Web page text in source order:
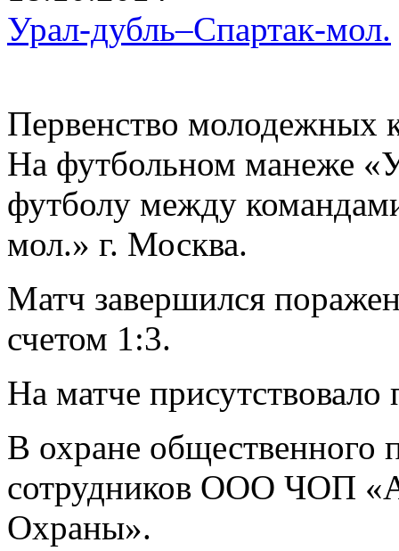
Урал-дубль–Спартак-мол.
Первенство молодежных
На футбольном манеже
футболу между
мол.» г. Москва.
Матч завершился
счетом 1:3.
На матче присутствовало
В охране общественного
сотрудников ООО ЧОП
Охраны».